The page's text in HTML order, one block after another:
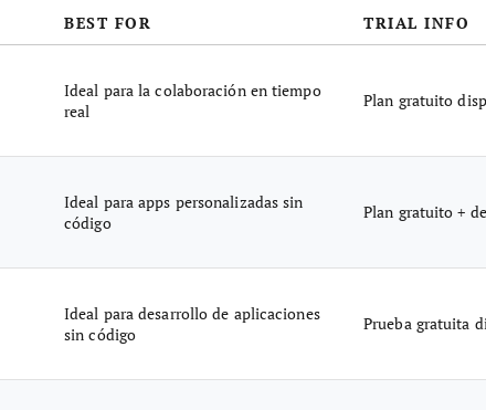
BEST FOR TRIAL INFO
Ideal para la colaboración en tiempo
real
Plan gratuito
Ideal para apps personalizadas sin
código
Plan gratuito +
Ideal para desarrollo de aplicaciones
sin código
Prueba gratuita